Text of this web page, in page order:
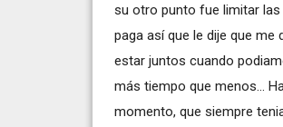
su otro punto fue limitar
paga así que le dije que
estar juntos cuando
más tiempo que menos...
momento, que siempre